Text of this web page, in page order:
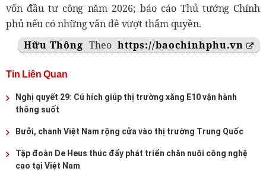
vốn đầu tư công năm 2026; báo cáo Thủ tướng Chính
phủ nếu có những vấn đề vượt thẩm quyền.
Hữu Thông Theo https://baochinhphu.vn
Tin Liên Quan
Nghị quyết 29: Cú hích giúp thị trường xăng E10 vận hành
thông suốt
Bưởi, chanh Việt Nam rộng cửa vào thị trường Trung Quốc
Tập đoàn De Heus thúc đẩy phát triển chăn nuôi công nghệ
cao tại Việt Nam